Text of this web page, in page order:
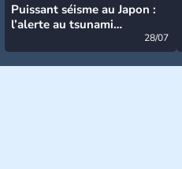
Puissant séisme au Japon :
l’alerte au tsunami
28/07